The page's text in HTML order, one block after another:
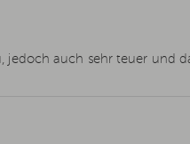
jedoch auch sehr teuer